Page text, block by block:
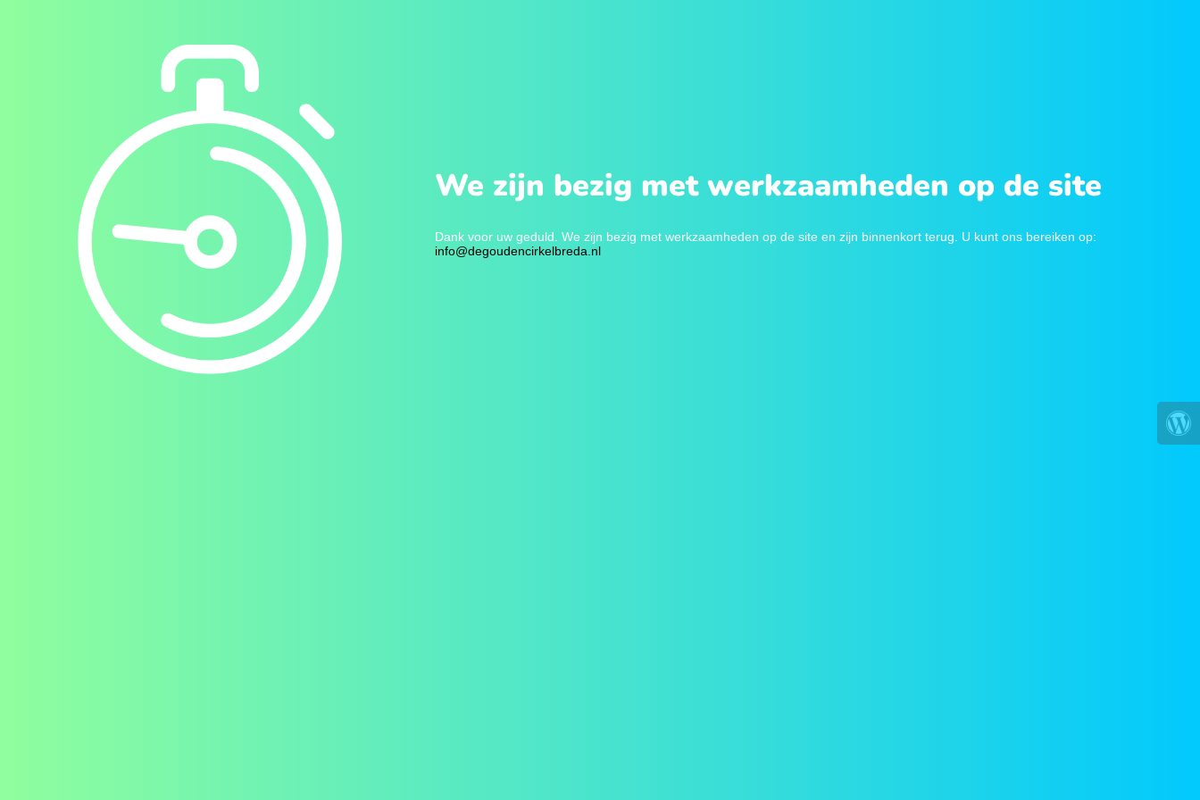
We zijn bezig met werkzaamheden op de site
Dank voor uw geduld. We zijn bezig met werkzaamheden op de site en zijn binnenkort terug. U kunt ons bereiken op:
info@degoudencirkelbreda.nl